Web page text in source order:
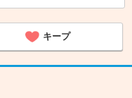
キープ